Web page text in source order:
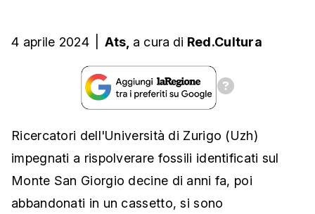
4 aprile 2024 Ats, a cura di Red.Cultura
Ricercatori dell'Università di Zurigo (Uzh)
impegnati a rispolverare fossili identificati sul
Monte San Giorgio decine di anni fa, poi
abbandonati in un cassetto, si sono